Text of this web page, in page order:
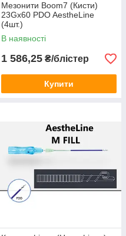
Мезонити Boom7 (Кисти)
23Gx60 PDO AestheLine
(4шт.)
В наявності
1 586,25 ₴/блістер
Купити